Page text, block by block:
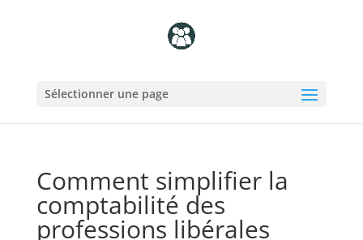
Sélectionner une page
Comment simplifier la
comptabilité des
professions libérales